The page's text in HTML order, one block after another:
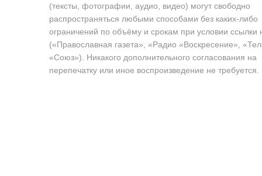
(тексты, фотографии, аудио, видео) могут свободно
распространяться любыми способами без каких-либо
ограничений по объёму и срокам при условии ссылки
(«Православная газета», «Радио «Воскресение»,
«Союз»). Никакого дополнительного согласования на
перепечатку или иное воспроизведение не требуется.